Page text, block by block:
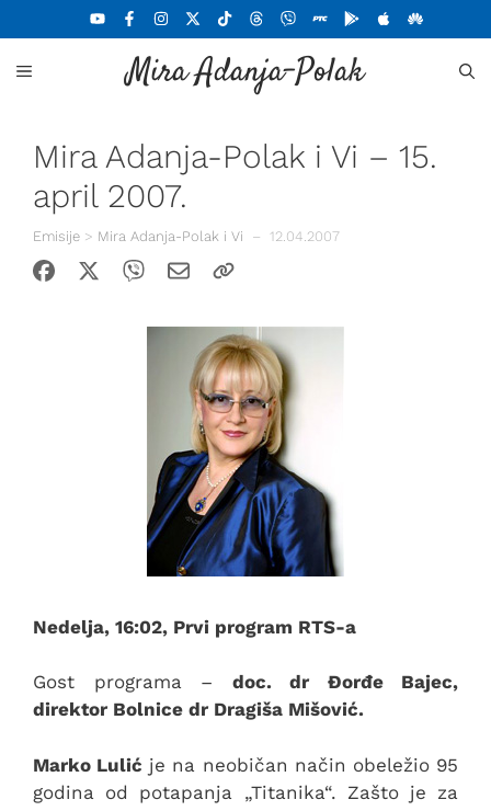
na
sadržaj
Mira Adanja-Polak
MENU
Mira Adanja-Polak i Vi – 15.
april 2007.
Emisije > Mira Adanja-Polak i Vi – 12.04.2007
Nedelja, 16:02, Prvi program RTS-a
Gost programa – doc. dr Đorđe Bajec,
direktor Bolnice dr Dragiša Mišović.
Marko Lulić je na neobičan način obeležio 95
godina od potapanja „Titanika“. Zašto je za